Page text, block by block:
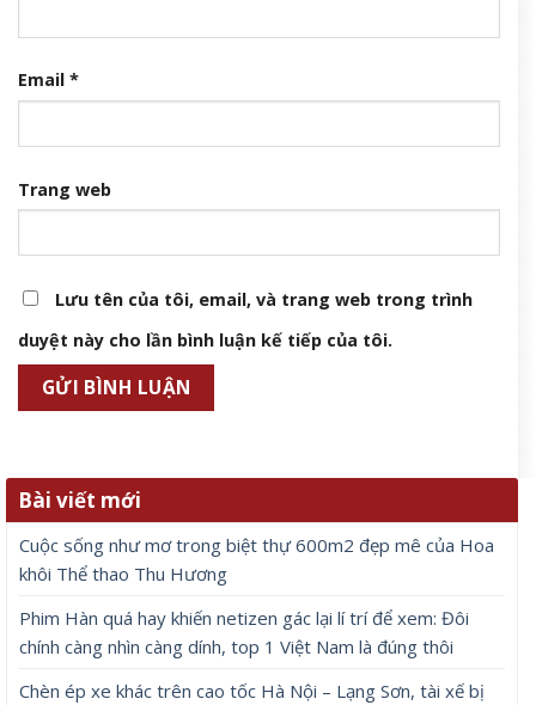
Email *
Trang web
Lưu tên của tôi, email, và trang web trong trình
duyệt này cho lần bình luận kế tiếp của tôi.
Bài viết mới
Cuộc sống như mơ trong biệt thự 600m2 đẹp mê của Hoa
khôi Thể thao Thu Hương
Phim Hàn quá hay khiến netizen gác lại lí trí để xem: Đôi
chính càng nhìn càng dính, top 1 Việt Nam là đúng thôi
Chèn ép xe khác trên cao tốc Hà Nội – Lạng Sơn, tài xế bị